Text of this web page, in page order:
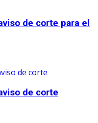
de corte para el
de corte